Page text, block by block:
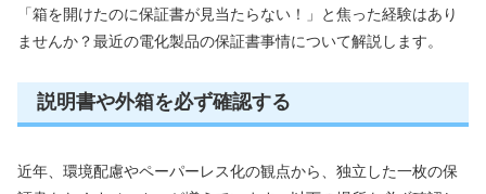
「箱を開けたのに保証書が見当たらない！」と焦った経験はあり
ませんか？最近の電化製品の保証書事情について解説します。
説明書や外箱を必ず確認する
近年、環境配慮やペーパーレス化の観点から、独立した一枚の保